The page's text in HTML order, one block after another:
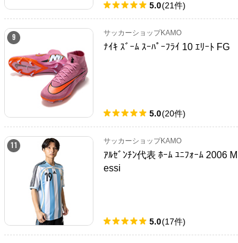
5.0(21件)
9 サッカーショップKAMO
ﾅｲｷ ｽﾞｰﾑ ｽｰﾊﾟｰﾌﾗｲ 10 ｴﾘｰﾄ FG
5.0(20件)
11 サッカーショップKAMO
ｱﾙｾﾞﾝﾁﾝ代表 ﾎｰﾑ ﾕﾆﾌｫｰﾑ 2006 M
essi
5.0(17件)